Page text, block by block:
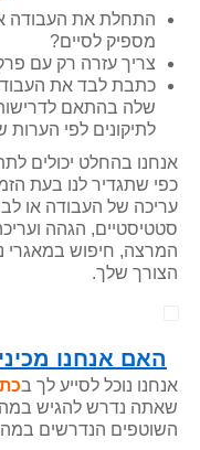
התחלת את העבודה
מספיק לסיים?
צריך עזרה רק עם
כתבת לבד את
שלה בהתאם
לתיקונים לפי
אנחנו בהחלט יכולים
כפי שתגדיר לנו בעת
עריכה של העבודה או
סטטיסטיים, הגהה
המרצה, חיפוש במאגרי
הצורך שלך.
האם אנחנו
אנחנו נוכל לסייע לך ב
שאתה נדרש להגיש
השוטפים הנדרשים